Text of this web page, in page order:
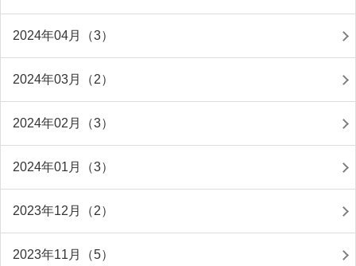
2024年04月（3）
2024年03月（2）
2024年02月（3）
2024年01月（3）
2023年12月（2）
2023年11月（5）